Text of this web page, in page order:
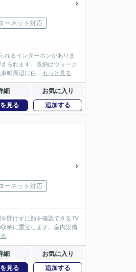
ーネット対応
れるインターホンがありま
られます。収納はウォーク
町周辺に住... もっと見る
細 お気に入り
見る 追加する
ーネット対応
開けずに顔を確認できるTV
納に重宝します。室内設備
細 お気に入り
見る 追加する